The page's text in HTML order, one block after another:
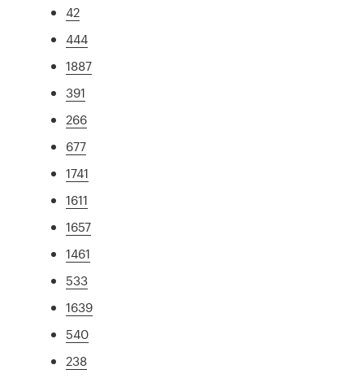
42
444
1887
391
266
677
1741
1611
1657
1461
533
1639
540
238